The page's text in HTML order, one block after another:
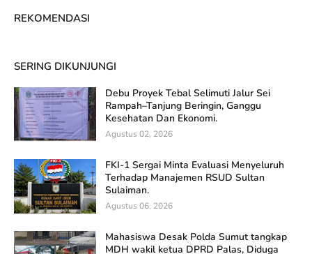
REKOMENDASI
SERING DIKUNJUNGI
Debu Proyek Tebal Selimuti Jalur Sei
Rampah–Tanjung Beringin, Ganggu
Kesehatan Dan Ekonomi.
Agustus 02, 2026
FKI-1 Sergai Minta Evaluasi Menyeluruh
Terhadap Manajemen RSUD Sultan
Sulaiman.
Agustus 06, 2026
Mahasiswa Desak Polda Sumut tangkap
MDH wakil ketua DPRD Palas, Diduga